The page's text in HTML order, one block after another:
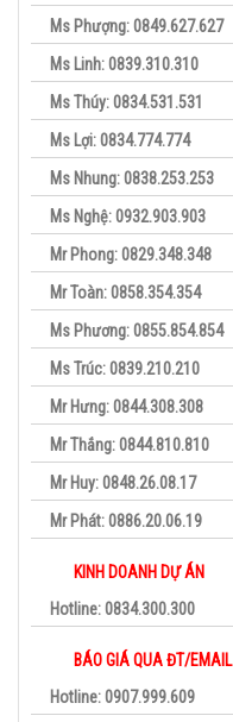
Ms Phượng: 0849.627.627
Ms Linh: 0839.310.310
Ms Thúy: 0834.531.531
Ms Lợi: 0834.774.774
Ms Nhung: 0838.253.253
Ms Nghệ: 0932.903.903
Mr Phong: 0829.348.348
Mr Toàn: 0858.354.354
Ms Phương: 0855.854.854
Ms Trúc: 0839.210.210
Mr Hưng: 0844.308.308
Mr Thắng: 0844.810.810
Mr Huy: 0848.26.08.17
Mr Phát: 0886.20.06.19
KINH DOANH DỰ ÁN
Hotline: 0834.300.300
BÁO GIÁ QUA ĐT/EMAIL
Hotline: 0907.999.609